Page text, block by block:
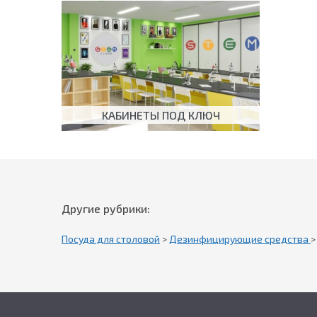
КАБИНЕТЫ ПОД КЛЮЧ
Другие рубрики:
Посуда для столовой > Дезинфицирующие средства >